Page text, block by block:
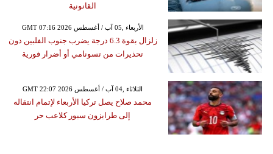
القانونية
GMT 07:16 2026 الأربعاء ,05 آب / أغسطس
زلزال بقوة 6.3 درجة يضرب جنوب الفلبين دون
تحذيرات من تسونامي أو أضرار فورية
GMT 22:07 2026 الثلاثاء ,04 آب / أغسطس
محمد صلاح يصل تركيا الأربعاء لإتمام انتقاله
إلى طرابزون سبور كلاعب حر